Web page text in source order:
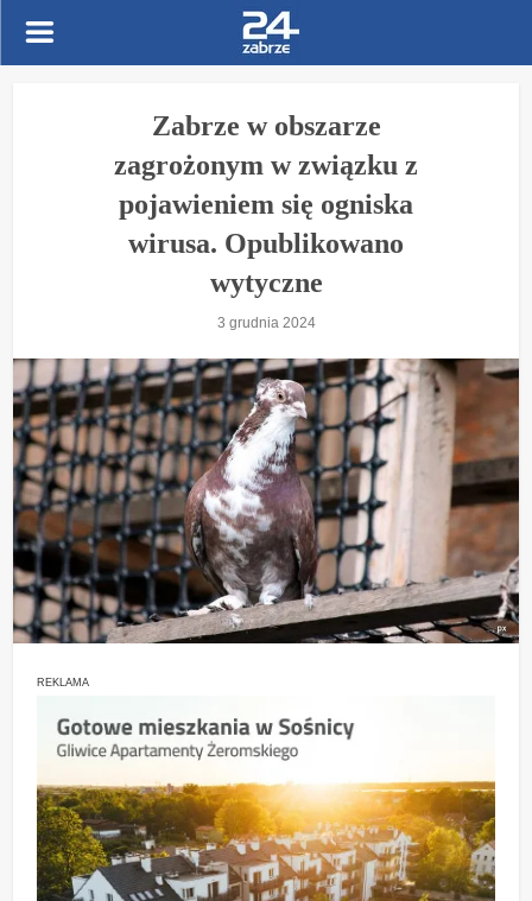
Zabrze w obszarze
zagrożonym w związku z
pojawieniem się ogniska
wirusa. Opublikowano
wytyczne
3 grudnia 2024
REKLAMA